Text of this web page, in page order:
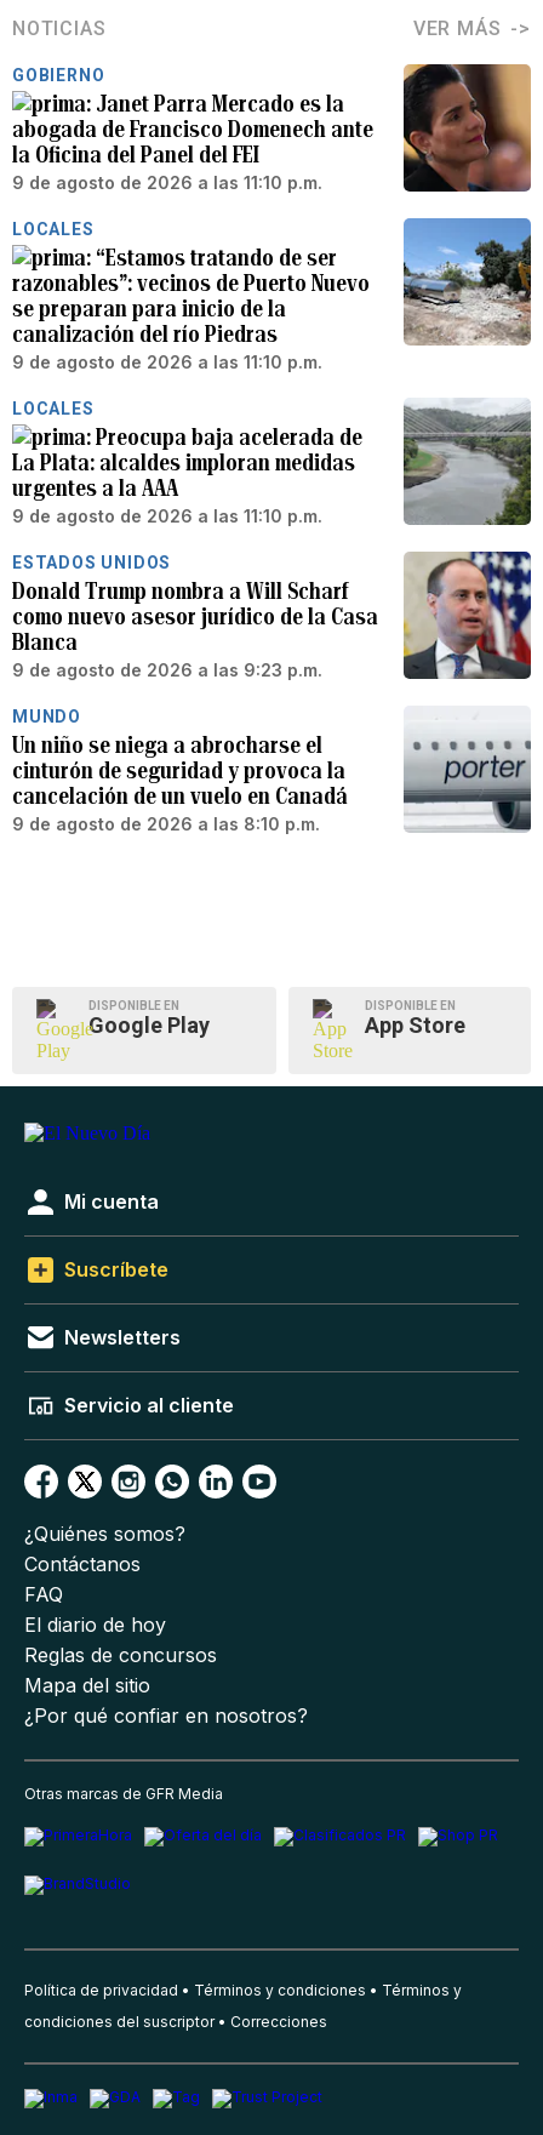
NOTICIAS VER MÁS
GOBIERNO
Janet Parra Mercado es la
abogada de Francisco Domenech ante
la Oficina del Panel del FEI
9 de agosto de 2026 a las 11:10 p.m.
LOCALES
“Estamos tratando de ser
razonables”: vecinos de Puerto Nuevo
se preparan para inicio de la
canalización del río Piedras
9 de agosto de 2026 a las 11:10 p.m.
LOCALES
Preocupa baja acelerada de
La Plata: alcaldes imploran medidas
urgentes a la AAA
9 de agosto de 2026 a las 11:10 p.m.
ESTADOS UNIDOS
Donald Trump nombra a Will Scharf
como nuevo asesor jurídico de la Casa
Blanca
9 de agosto de 2026 a las 9:23 p.m.
MUNDO
Un niño se niega a abrocharse el
cinturón de seguridad y provoca la
cancelación de un vuelo en Canadá
9 de agosto de 2026 a las 8:10 p.m.
DISPONIBLE EN
Google Play
DISPONIBLE EN
App Store
Mi cuenta
Suscríbete
Newsletters
Servicio al cliente
¿Quiénes somos?
Contáctanos
FAQ
El diario de hoy
Reglas de concursos
Mapa del sitio
¿Por qué confiar en nosotros?
Otras marcas de GFR Media
Política de privacidad Términos y condiciones
Términos y
condiciones del suscriptor
Correcciones